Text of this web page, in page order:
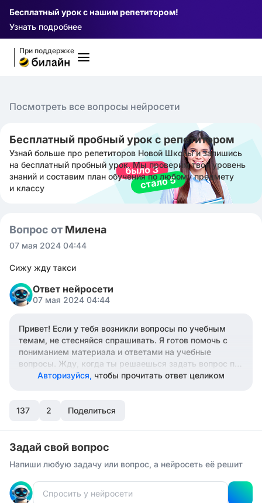
Бесплатный урок с нашим репетитором!
Узнать подробнее
При поддержке
Посмотреть все вопросы нейросети
Бесплатный пробный урок с репетитором
Узнай больше про репетиторов Новой Школы и запишись
на бесплатный пробный урок. Мы проверим твой уровень
знаний и составим план обучения по любому предмету
и классу
Вопрос от Милена ㅤ
07 мая 2024 04:44
Сижу жду такси
Ответ нейросети
07 мая 2024 04:44
Привет! Если у тебя возникли вопросы по учебным
темам, не стесняйся спрашивать. Я готов помочь с
пониманием материала и ответами на учебные
вопросы. Жду, когда ты решаешься задать вопрос по
учебе!Авторизуйся, чтобы прочитать ответ целиком
137 2 Поделиться
Задай свой вопрос
Напиши любую задачу или вопрос, а нейросеть её решит